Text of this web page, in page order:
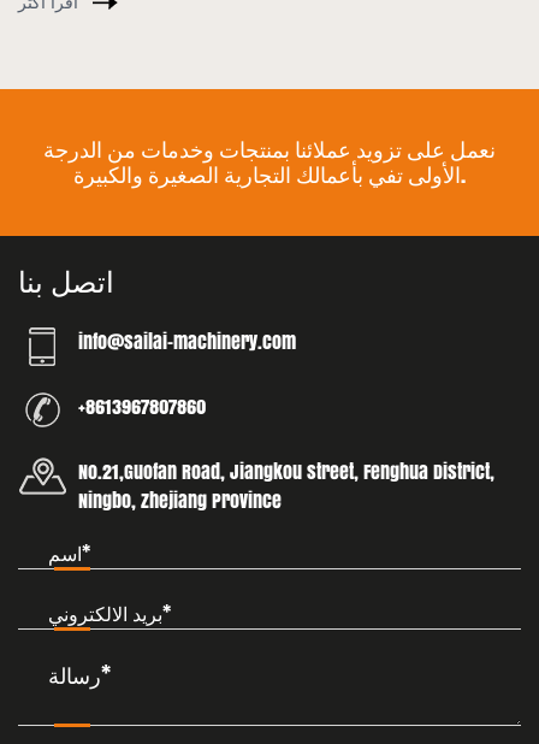
نعمل على تزويد عملائنا بمنتجات وخدمات من الدرجة
الأولى تفي بأعمالك التجارية الصغيرة والكبيرة.
اتصل بنا
info@sailai-machinery.com
+8613967807860
No.21,Guofan Road, Jiangkou street, Fenghua District,
Ningbo, Zhejiang Province